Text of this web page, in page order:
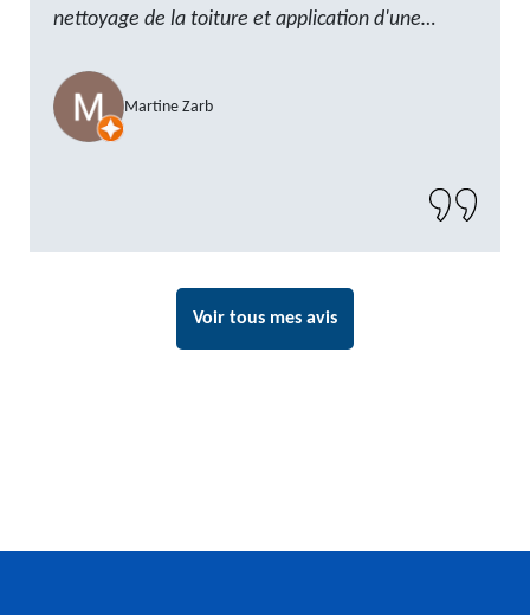
nettoyage de la toiture et application d'une
nous savons que nous pouvons compter sur M.
GOT. Très content de la prestation, a
recommander sans problème"
Martine Zarb
Voir tous mes avis